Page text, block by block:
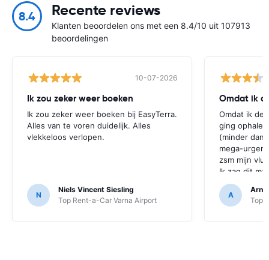
8.4 Recente reviews
Klanten beoordelen ons met een 8.4/10 uit 107913
beoordelingen
10-07-2026
Ik zou zeker weer boeken
Ik zou zeker weer boeken bij EasyTerra.
Alles van te voren duidelijk. Alles
vlekkeloos verlopen.
N
Niels Vincent Siesling
Top Rent-a-Car Varna Airport
Omdat ik
Omdat ik de
ging
(minder dan
mega-
zsm mijn
Ik zag dit
Aangezien
maanden
het jammer
A
Arno
Top